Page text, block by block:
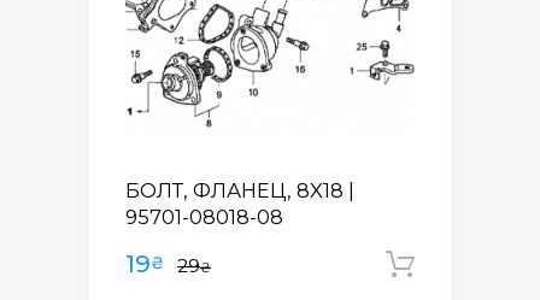
БОЛТ, ФЛАНЕЦ, 8X18 |
95701-08018-08
29₴
19₴